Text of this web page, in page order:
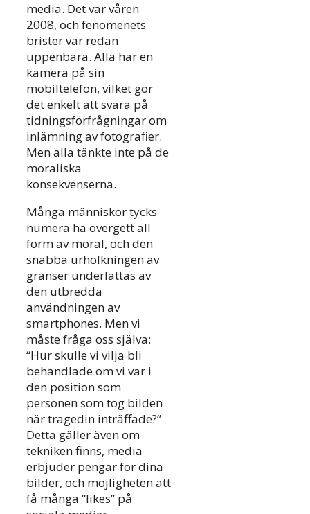
media. Det var våren
2008, och fenomenets
brister var redan
uppenbara. Alla har en
kamera på sin
mobiltelefon, vilket gör
det enkelt att svara på
tidningsförfrågningar om
inlämning av fotografier.
Men alla tänkte inte på de
moraliska
konsekvenserna.
Många människor tycks
numera ha övergett all
form av moral, och den
snabba urholkningen av
gränser underlättas av
den utbredda
användningen av
smartphones. Men vi
måste fråga oss själva:
“Hur skulle vi vilja bli
behandlade om vi var i
den position som
personen som tog bilden
när tragedin inträffade?”
Detta gäller även om
tekniken finns, media
erbjuder pengar för dina
bilder, och möjligheten att
få många “likes” på